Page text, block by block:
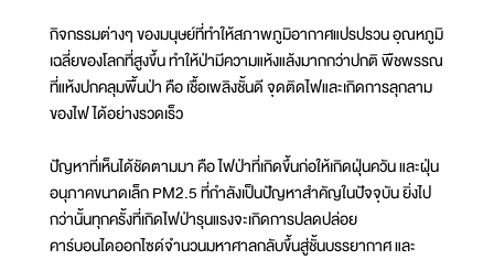
กิจกรรมต่างๆ ของมนุษย์ที่ทำให้สภาพภูมิอากาศแปรปรวน อุณหภูมิ
เฉลี่ยของโลกที่สูงขึ้น ทำให้ป่ามีความแห้งแล้งมากกว่าปกติ พืชพรรณ
ที่แห้งปกคลุมพื้นป่า คือ เชื้อเพลิงชั้นดี จุดติดไฟและเกิดการลุกลาม
ของไฟได้อย่างรวดเร็ว
ปัญหาที่เห็นได้ชัดตามมา คือ ไฟป่าที่เกิดขึ้นก่อให้เกิดฝุ่นควัน และฝุ่น
อนุภาคขนาดเล็ก PM2.5 ที่กำลังเป็นปัญหาสำคัญในปัจจุบัน ยิ่งไป
กว่านั้นทุกครั้งที่เกิดไฟป่ารุนแรงจะเกิดการปลดปล่อย
คาร์บอนไดออกไซด์จำนวนมหาศาลกลับขึ้นสู่ชั้นบรรยากาศ และ